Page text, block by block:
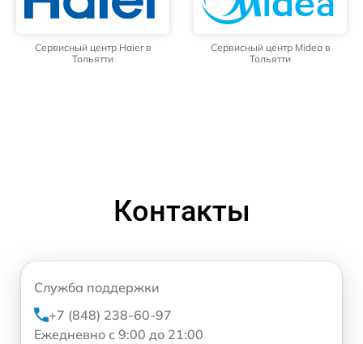
Сервисный центр Haier в
Тольятти
Сервисный центр Midea в
Тольятти
Контакты
Служба поддержки
+7 (848) 238-60-97
Ежедневно с 9:00 до 21:00